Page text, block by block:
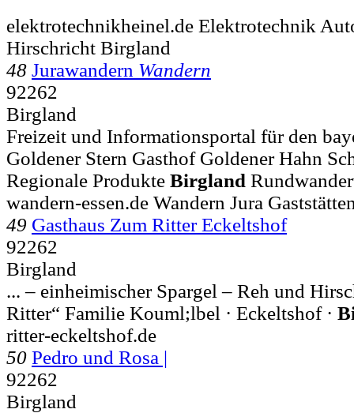
elektrotechnikheinel.de Elektrotechnik
Hirschricht Birgland
48 Jurawandern Wandern
92262
Birgland
Freizeit und Informationsportal für den
Goldener Stern Gasthof Goldener Hahn
Regionale Produkte Birgland
wandern-essen.de Wandern Jura
49 Gasthaus Zum Ritter Eckeltshof
92262
Birgland
... – einheimischer Spargel – Reh und
Ritter“ Familie Kouml;lbel · Eckeltshof ·
ritter-eckeltshof.de
50 Pedro und Rosa |
92262
Birgland